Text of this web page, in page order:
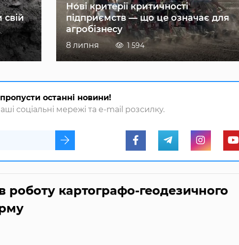
свій
Нові критерії критичності
підприємств — що це означає для
агробізнесу
8 липня 1 594
останні новини!
соціальні мережі та e-mail розсилку.
роботу картографо-геодезичного